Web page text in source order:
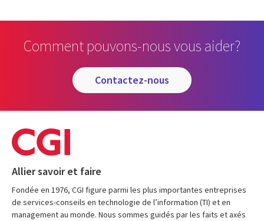
Comment pouvons-nous vous aider?
contactez-nous
Allier savoir et faire
Fondée en 1976, CGI figure parmi les plus importantes entreprises
de services-conseils en technologie de l’information (TI) et en
management au monde. Nous sommes guidés par les faits et axés